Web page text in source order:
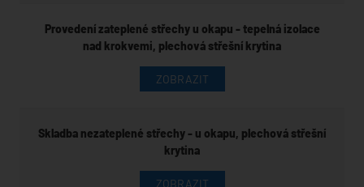
Provedení zateplené střechy u okapu - tepelná izolace
nad krokvemi, plechová střešní krytina
ZOBRAZIT
Skladba nezateplené střechy - u okapu, plechová střešní
krytina
ZOBRAZIT